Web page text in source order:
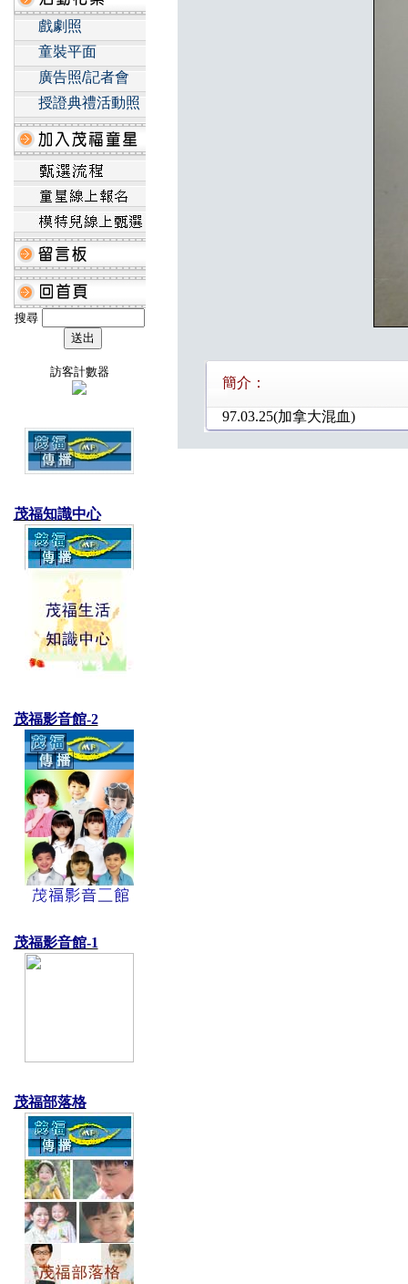
戲劇照
童裝平面
廣告照/記者會
授證典禮活動照
搜尋
訪客計數器
茂福知識中心
茂福影音館-2
茂福影音館-1
茂福部落格
簡介：
97.03.25(加拿大混血)